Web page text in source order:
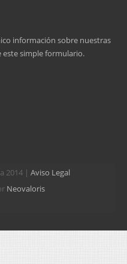
información sobre nuestras
este simple formulario.
2014 | Aviso Legal
Neovaloris